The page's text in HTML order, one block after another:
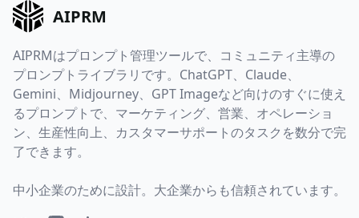
AIPRM
AIPRMはプロンプト管理ツールで、コミュニティ主導の
プロンプトライブラリです。ChatGPT、Claude、
Gemini、Midjourney、GPT Imageなど向けのすぐに使え
るプロンプトで、マーケティング、営業、オペレーショ
ン、生産性向上、カスタマーサポートのタスクを数分で完
了できます。
中小企業のために設計。大企業からも信頼されています。